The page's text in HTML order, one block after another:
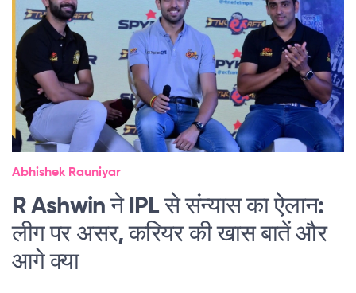
Abhishek Rauniyar
R Ashwin ने IPL से संन्यास का ऐलान:
लीग पर असर, करियर की खास बातें और
आगे क्या